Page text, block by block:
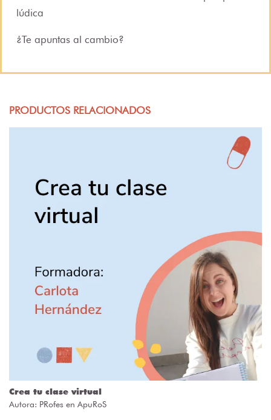
lúdica
¿Te apuntas al cambio?
PRODUCTOS RELACIONADOS
Crea tu clase virtual
Autora: PRofes en ApuRoS